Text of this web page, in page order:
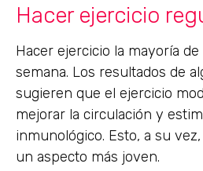
Hacer ejercicio
Hacer ejercicio la mayoría de
semana. Los resultados de
sugieren que el ejercicio
mejorar la circulación y
inmunológico. Esto, a su
un aspecto más joven.